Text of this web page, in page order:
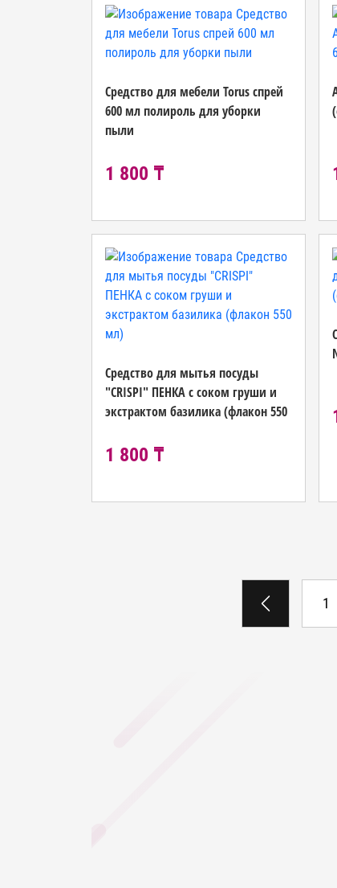
Средство для мебели Torus спрей
600 мл полироль для уборки
пыли
1 800 ₸
Средство для мытья посуды
"CRISPI" ПЕНКА с соком груши и
экстрактом базилика (флакон 550
1 800 ₸
1